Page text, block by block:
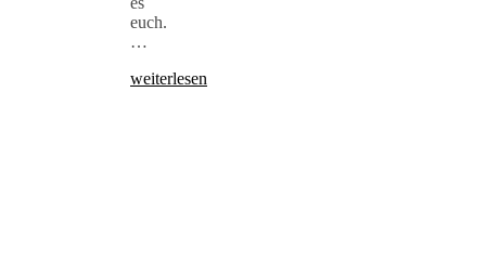
euch.
…
weiterlesen